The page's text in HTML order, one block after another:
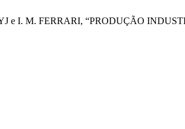
e I. M. FERRARI, “PRODUÇÃO